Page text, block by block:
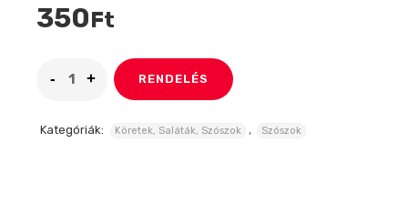
350Ft
RENDELÉS
Kategóriák: Köretek, Saláták, Szószok , Szószok